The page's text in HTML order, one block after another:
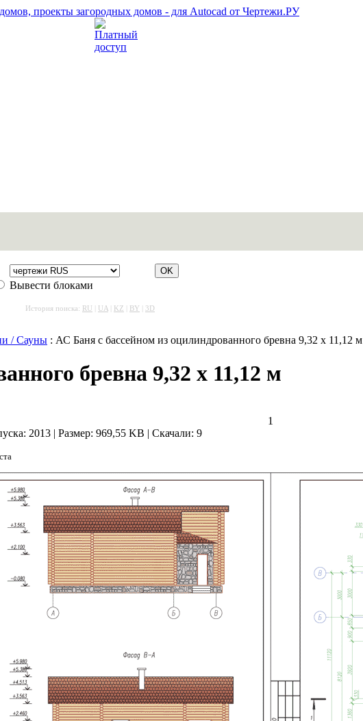
Вывести блоками
История поиска: RU UA KZ BY 3D
/ Сауны : АС Баня с бассейном из оцилиндрованного бревна 9,32 х 11,12 м
бревна 9,32 х 11,12 м
1
2013 | Размер: 969,55 KB | Скачали: 9